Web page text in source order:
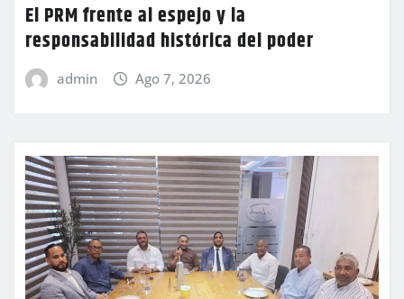
El PRM frente al espejo y la
responsabilidad histórica del poder
admin Ago 7, 2026